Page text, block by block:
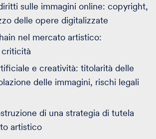
sulle immagini online: copyright,
delle opere digitalizzate
nel mercato artistico:
e creatività: titolarità delle
delle immagini, rischi legali
di una strategia di tutela
artistico